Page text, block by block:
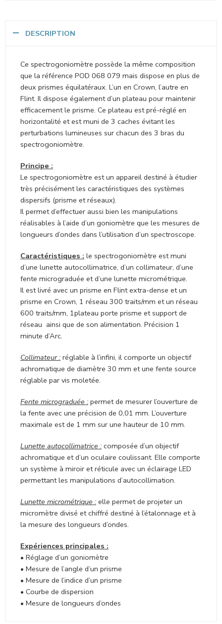
DESCRIPTION
Ce spectrogoniomètre possède la même composition
que la référence POD 068 079 mais dispose en plus de
deux prismes équilatéraux. L’un en Crown, l’autre en
Flint. Il dispose également d’un plateau pour maintenir
efficacement le prisme. Ce plateau est pré-réglé en
horizontalité et est muni de 3 caches évitant les
perturbations lumineuses sur chacun des 3 bras du
spectrogoniomètre.
Principe :
Le spectrogoniomètre est un appareil destiné à étudier
très précisément les caractéristiques des systèmes
dispersifs (prisme et réseaux).
Il permet d’effectuer aussi bien les manipulations
réalisables à l’aide d’un goniomètre que les mesures de
longueurs d’ondes dans l’utilisation d’un spectroscope.
Caractéristiques : le spectrogoniomètre est muni
d’une lunette autocollimatrice, d’un collimateur, d’une
fente micrograduée et d’une lunette micrométrique.
Il est livré avec un prisme en Flint extra-dense et un
prisme en Crown, 1 réseau 300 traits/mm et un réseau
600 traits/mm, 1plateau porte prisme et support de
réseau ainsi que de son alimentation. Précision 1
minute d’Arc.
Collimateur : réglable à l’infini, il comporte un objectif
achromatique de diamètre 30 mm et une fente source
réglable par vis moletée.
Fente micrograduée : permet de mesurer l’ouverture de
la fente avec une précision de 0,01 mm. L’ouverture
maximale est de 1 mm sur une hauteur de 10 mm.
Lunette autocollimatrice : composée d’un objectif
achromatique et d’un oculaire coulissant. Elle comporte
un système à miroir et réticule avec un éclairage LED
permettant les manipulations d’autocollimation.
Lunette micrométrique : elle permet de projeter un
micromètre divisé et chiffré destiné à l’étalonnage et à
la mesure des longueurs d’ondes.
Expériences principales :
• Réglage d’un goniomètre
• Mesure de l’angle d’un prisme
• Mesure de l’indice d’un prisme
• Courbe de dispersion
• Mesure de longueurs d’ondes